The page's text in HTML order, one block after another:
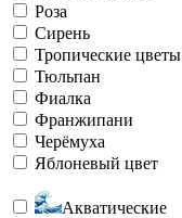
Роза
Сирень
Тропические цветы
Тюльпан
Фиалка
Франжипани
Черёмуха
Яблоневый цвет
Акватические